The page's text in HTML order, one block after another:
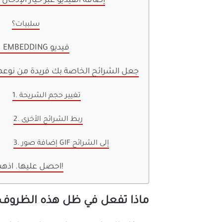
سلبيات؟
2. EMBEDDING فيديو
جعل الشرائح الخاصة بك فريدة من
1. تغيير حجم الشريحة
2. ربط الشرائح الأخرى
3. إضافة صور GIF إلى الشرائح
احصل عليها. اذهب!
ماذا تفعل في ظل هذه